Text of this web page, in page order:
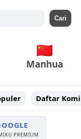
Manhua
Daftar
PREMIUM